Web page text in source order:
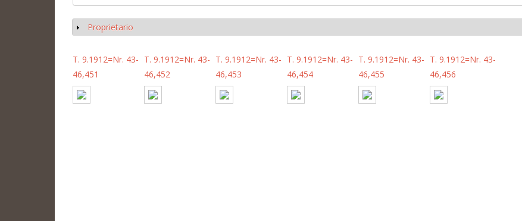
Mostrar
Proprietario
T. 9.1912=Nr. 43-
46,451
T. 9.1912=Nr. 43-
46,452
T. 9.1912=Nr. 43-
46,453
T. 9.1912=Nr. 43-
46,454
T. 9.1912=Nr. 43-
46,455
T. 9.1912=Nr. 43-
46,456